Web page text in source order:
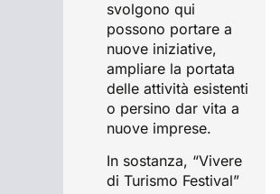
svolgono qui
possono portare a
nuove iniziative,
ampliare la portata
delle attività esistenti
o persino dar vita a
nuove imprese.
In sostanza, “Vivere
di Turismo Festival”